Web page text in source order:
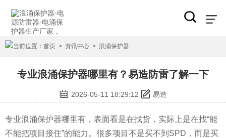
当前位置： 首页 > 资讯中心 > 浪涌保护器
专业浪涌保护器哪里有？易造防雷了解一下
2026-05-11 18:29:12 易造
专业浪涌保护器哪里有，表面看是在找货，实际上是在找“能
不能把项目接住”的能力。很多项目不是买不到SPD，而是买